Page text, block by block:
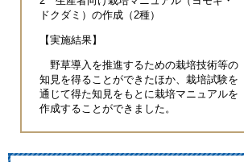
ドクダミ）の作成（2種）
【実施結果】
野草導入を推進するための栽培技術等の
知見を得ることができたほか、栽培試験を
通じて得た知見をもとに栽培マニュアルを
作成することができました。